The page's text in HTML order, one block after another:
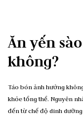
Ăn yến
không?
Táo bón ảnh hưởng
khỏe tổng thể. Nguyên
đến từ chế độ dinh